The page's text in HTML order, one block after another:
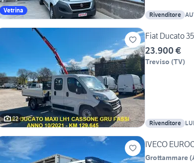
Vetrina
Rivenditore
22
Fiat Ducato
23.900 €
Treviso (TV)
Rivenditore
IVECO
Grottammare (